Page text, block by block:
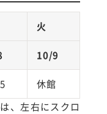
火
10/9
休館
、左右にスクロ